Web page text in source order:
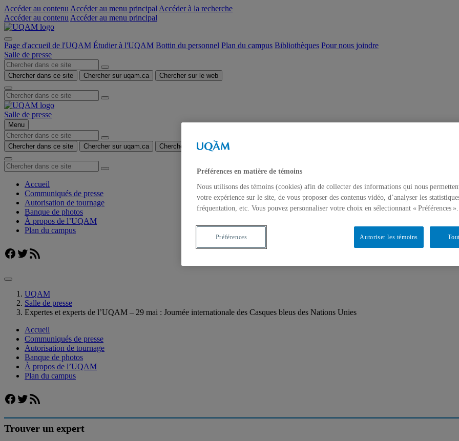
Accéder au contenu Accéder au menu principal Accéder à la recherche
Accéder au contenu Accéder au menu principal
Page d'accueil de l'UQAM Étudier à l'UQAM Bottin du personnel Plan du campus Bibliothèques Pour nous joindre
Salle de presse
Chercher dans ce site Chercher sur uqam.ca Chercher sur le web
Salle de presse
Menu
Chercher dans ce site Chercher sur uqam.ca Chercher sur le web
Accueil
Communiqués de presse
Autorisation de tournage
Banque de photos
À propos de l’UQAM
Plan du campus
Facebook
Twitter
Flux RSS
UQAM
Salle de presse
Expertes et experts de l’UQAM – 29 mai : Journée internationale des Casques bleus des Nations Unies
Accueil
Communiqués de presse
Autorisation de tournage
Banque de photos
À propos de l’UQAM
Plan du campus
Facebook
Twitter
Flux RSS
Trouver un expert
Préférences en matière de témoins
Nous utilisons des témoins (cookies) afin de collecter des informations qui nous
votre expérience sur le site, de vous proposer des contenus vidéo, d’analyser les
fréquentation, etc. Vous pouvez personnaliser votre choix en sélectionnant « Préférences ».
Autoriser les témoins
Préférences